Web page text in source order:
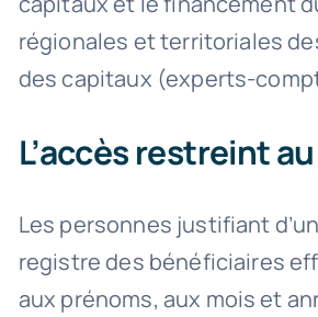
régionales et territoriales
des capitaux (experts-
L’accès restreint
Les personnes justifiant
registre des bénéficiaires
aux prénoms, aux mois et